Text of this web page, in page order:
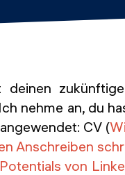
deinen
nehme an, du
CV (
Anschreiben
von